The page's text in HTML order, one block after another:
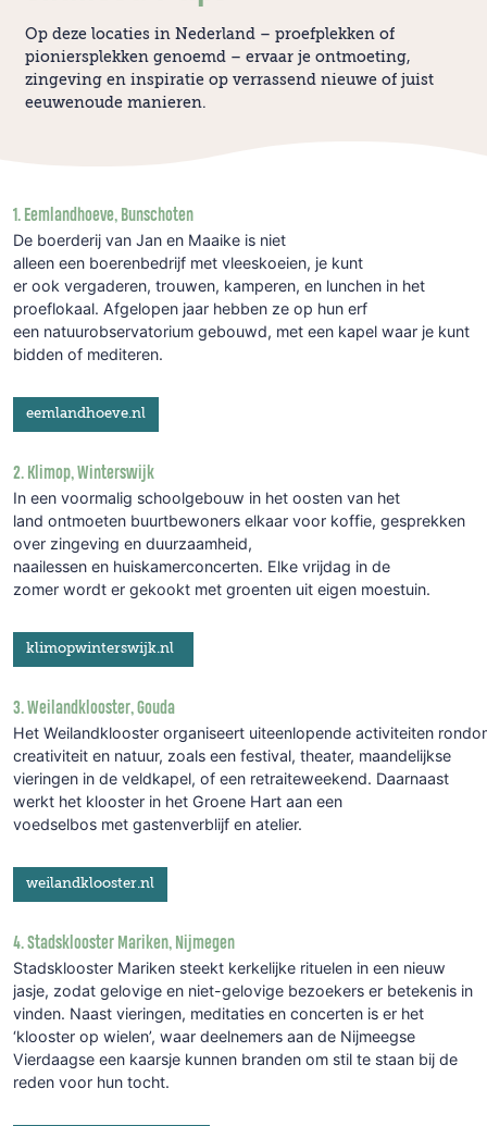
Op deze locaties in Nederland – proefplekken of
pioniersplekken genoemd – ervaar je ontmoeting,
zingeving en inspiratie op verrassend nieuwe of juist
eeuwenoude manieren.
1. Eemlandhoeve, Bunschoten
De boerderij van Jan en Maaike is niet
alleen een boerenbedrijf met vleeskoeien, je kunt
er ook vergaderen, trouwen, kamperen, en lunchen in het
proeflokaal. Afgelopen jaar hebben ze op hun erf
een natuurobservatorium gebouwd, met een kapel waar je kunt
bidden of mediteren.
eemlandhoeve.nl
2. Klimop, Winterswijk
In een voormalig schoolgebouw in het oosten van het
land ontmoeten buurtbewoners elkaar voor koffie, gesprekken
over zingeving en duurzaamheid,
naailessen en huiskamerconcerten. Elke vrijdag in de
zomer wordt er gekookt met groenten uit eigen moestuin.
klimopwinterswijk.nl
3. Weilandklooster, Gouda
Het Weilandklooster organiseert uiteenlopende activiteiten
creativiteit en natuur, zoals een festival, theater, maandelijkse
vieringen in de veldkapel, of een retraiteweekend. Daarnaast
werkt het klooster in het Groene Hart aan een
voedselbos met gastenverblijf en atelier.
weilandklooster.nl
4. Stadsklooster Mariken, Nijmegen
Stadsklooster Mariken steekt kerkelijke rituelen in een nieuw
jasje, zodat gelovige en niet-gelovige bezoekers er betekenis in
vinden. Naast vieringen, meditaties en concerten is er het
‘klooster op wielen’, waar deelnemers aan de Nijmeegse
Vierdaagse een kaarsje kunnen branden om stil te staan bij de
reden voor hun tocht.